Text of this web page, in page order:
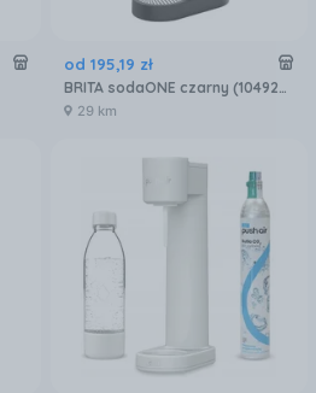
od 195,19 zł
BRITA sodaONE czarny (1049249)
29 km